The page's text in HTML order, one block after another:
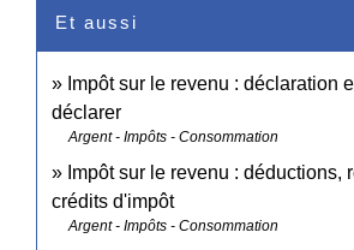
Et aussi
Impôt sur le revenu : déclaration
déclarer
Argent - Impôts - Consommation
Impôt sur le revenu : déductions,
crédits d'impôt
Argent - Impôts - Consommation